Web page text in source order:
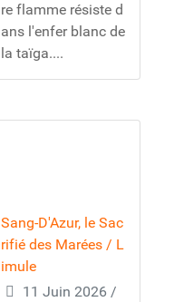
re flamme résiste d
ans l'enfer blanc de
la taïga....
Sang-D'Azur, le Sac
rifié des Marées / L
imule
11 Juin 2026 /